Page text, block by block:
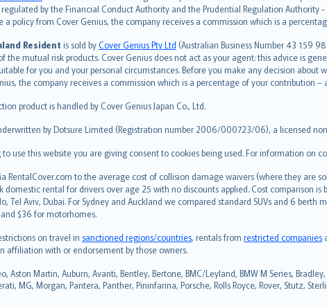
by the Financial Conduct Authority and the Prudential Regulation
a policy from Cover Genius, the company receives a commission which is a
Resident is sold byCover Genius Pty Ltd (Australian Business Number 43 159
mutual risk products. Cover Genius does not act as your agent: this advice is
for you and your personal circumstances. Before you make any decision about
the company receives a commission which is a percentage of your contribution –
product is handled by Cover Genius Japan Co., Ltd.
by Dotsure Limited (Registration number 2006/000723/06), a licensed
to use this website you are giving consent to cookies being used. For information on
RentalCover.com to the average cost of collision damage waivers (where they are
rental for drivers over age 25 with no discounts applied. Cost comparison
Tel Aviv, Dubai. For Sydney and Auckland we compared standard SUVs and 6
$36 for motorhomes.
on travel in sanctioned regions/countries, rentals from restricted companies
affiliation with or endorsement by those owners.
Aston Martin, Auburn, Avanti, Bentley, Bertone, BMC/Leyland, BMW M Series,
MG, Morgan, Pantera, Panther, Pininfarina, Porsche, Rolls Royce, Rover, Stutz,